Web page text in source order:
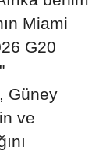
Miami
G20
Güney
ve